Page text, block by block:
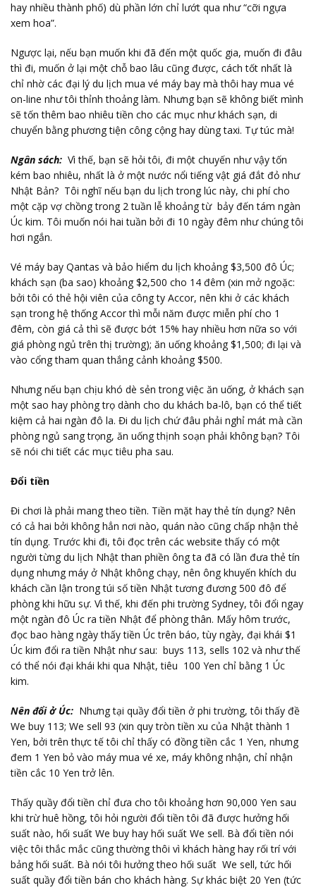
hay nhiều thành phố) dù phần lớn chỉ lướt qua như “cỡi ngựa
xem hoa”.
Ngược lại, nếu bạn muốn khi đã đến một quốc gia, muốn đi đâu
thì đi, muốn ở lại một chỗ bao lâu cũng được, cách tốt nhất là
chỉ nhờ các đại lý du lịch mua vé máy bay mà thôi hay mua vé
on-line như tôi thỉnh thoảng làm. Nhưng bạn sẽ không biết mình
sẽ tốn thêm bao nhiêu tiền cho các mục như khách sạn, di
chuyển bằng phương tiện công cộng hay dùng taxi. Tự túc mà!
Ngân sách: Vì thế, bạn sẽ hỏi tôi, đi một chuyến như vậy tốn
kém bao nhiêu, nhất là ở một nước nổi tiếng vật giá đắt đỏ như
Nhật Bản? Tôi nghĩ nếu bạn du lịch trong lúc này, chi phí cho
một cặp vợ chồng trong 2 tuần lễ khoảng từ bảy đến tám ngàn
Úc kim. Tôi muốn nói hai tuần bởi đi 10 ngày đêm như chúng tôi
hơi ngắn.
Vé máy bay Qantas và bảo hiểm du lịch khoảng $3,500 đô Úc;
khách sạn (ba sao) khoảng $2,500 cho 14 đêm (xin mở ngoặc:
bởi tôi có thẻ hội viên của công ty Accor, nên khi ở các khách
sạn trong hệ thống Accor thì mỗi năm được miễn phí cho 1
đêm, còn giá cả thì sẽ được bớt 15% hay nhiều hơn nữa so với
giá phòng ngủ trên thị trường); ăn uống khoảng $1,500; đi lại và
vào cổng tham quan thắng cảnh khoảng $500.
Nhưng nếu bạn chịu khó dè sẻn trong việc ăn uống, ở khách sạn
một sao hay phòng trọ dành cho du khách ba-lô, bạn có thể tiết
kiệm cả hai ngàn đô la. Đi du lịch chứ đâu phải nghỉ mát mà cần
phòng ngủ sang trọng, ăn uống thịnh soạn phải không bạn? Tôi
sẽ nói chi tiết các mục tiêu pha sau.
Đổi tiền
Đi chơi là phải mang theo tiền. Tiền mặt hay thẻ tín dụng? Nên
có cả hai bởi không hẳn nơi nào, quán nào cũng chấp nhận thẻ
tín dụng. Trước khi đi, tôi đọc trên các website thấy có một
người từng du lịch Nhật than phiền ông ta đã có lần đưa thẻ tín
dụng nhưng máy ở Nhật không chạy, nên ông khuyến khích du
khách cần lận trong túi số tiền Nhật tương đương 500 đô để
phòng khi hữu sự. Vì thế, khi đến phi trường Sydney, tôi đổi ngay
một ngàn đô Úc ra tiền Nhật để phòng thân. Mấy hôm trước,
đọc bao hàng ngày thấy tiền Úc trên báo, tùy ngày, đại khái $1
Úc kim đổi ra tiền Nhật như sau: buys 113, sells 102 và như thế
có thể nói đại khái khi qua Nhật, tiêu 100 Yen chỉ bằng 1 Úc
kim.
Nên đổi ở Úc: Nhưng tại quầy đổi tiền ở phi trường, tôi thấy đề
We buy 113; We sell 93 (xin quy tròn tiền xu của Nhật thành 1
Yen, bởi trên thực tế tôi chỉ thấy có đồng tiền cắc 1 Yen, nhưng
đem 1 Yen bỏ vào máy mua vé xe, máy không nhận, chỉ nhận
tiền cắc 10 Yen trở lên.
Thấy quầy đổi tiền chỉ đưa cho tôi khoảng hơn 90,000 Yen sau
khi trừ huê hồng, tôi hỏi người đổi tiền tôi đã được hưởng hối
suất nào, hối suất We buy hay hối suất We sell. Bà đổi tiền nói
việc tôi thắc mắc cũng thường thôi vì khách hàng hay rối trí với
bảng hối suất. Bà nói tôi hưởng theo hối suất We sell, tức hối
suất quầy đổi tiền bán cho khách hàng. Sự khác biệt 20 Yen (tức